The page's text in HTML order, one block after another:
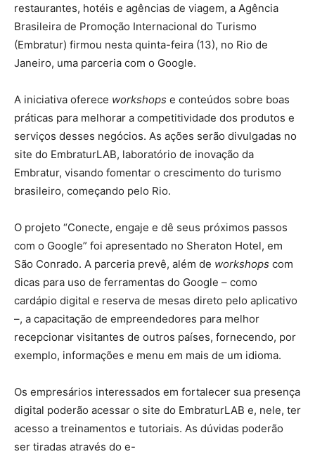
restaurantes, hotéis e agências de viagem, a Agência
Brasileira de Promoção Internacional do Turismo
(Embratur) firmou nesta quinta-feira (13), no Rio de
Janeiro, uma parceria com o Google.
A iniciativa oferece workshops e conteúdos sobre boas
práticas para melhorar a competitividade dos produtos e
serviços desses negócios. As ações serão divulgadas no
site do EmbraturLAB, laboratório de inovação da
Embratur, visando fomentar o crescimento do turismo
brasileiro, começando pelo Rio.
O projeto “Conecte, engaje e dê seus próximos passos
com o Google” foi apresentado no Sheraton Hotel, em
São Conrado. A parceria prevê, além de workshops com
dicas para uso de ferramentas do Google – como
cardápio digital e reserva de mesas direto pelo aplicativo
–, a capacitação de empreendedores para melhor
recepcionar visitantes de outros países, fornecendo, por
exemplo, informações e menu em mais de um idioma.
Os empresários interessados em fortalecer sua presença
digital poderão acessar o site do EmbraturLAB e, nele, ter
acesso a treinamentos e tutoriais. As dúvidas poderão
ser tiradas através do e-